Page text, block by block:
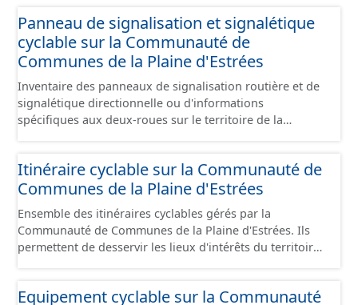
sont désaffectées mais sont toujours physiquement
présentes sur le terrain.
Panneau de signalisation et signalétique
cyclable sur la Communauté de
Communes de la Plaine d'Estrées
Inventaire des panneaux de signalisation routière et de
signalétique directionnelle ou d'informations
spécifiques aux deux-roues sur le territoire de la
en cours de réalisation. Cet inventaire est en cours, la
donnée n'est donc pas exhaustive.
Itinéraire cyclable sur la Communauté de
Communes de la Plaine d'Estrées
Ensemble des itinéraires cyclables gérés par la
Communauté de Communes de la Plaine d'Estrées. Ils
permettent de desservir les lieux d'intérêts du territoire
de bonnes conditions. Ils peuvent emprunter tout type
Equipement cyclable sur la Communauté